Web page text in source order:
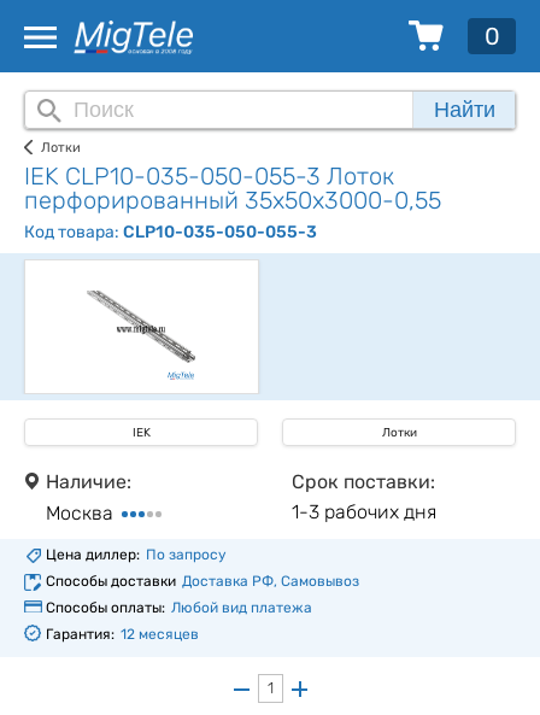
0
Найти
Лотки
IEK CLP10-035-050-055-3 Лоток
перфорированный 35х50х3000-0,55
Код товара: CLP10-035-050-055-3
IEK Лотки
Наличие:
Москва
Срок поставки:
1-3 рабочих дня
Цена диллер: По запросу
Способы доставки Доставка РФ, Самовывоз
Способы оплаты: Любой вид платежа
Гарантия: 12 месяцев